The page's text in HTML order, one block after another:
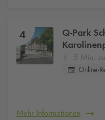
4 Q-Park
5 Min.
Online-
Mehr Informationen